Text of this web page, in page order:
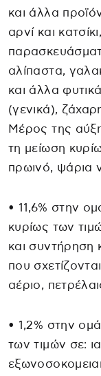
και άλλα
αρνί και
αλίπαστα,
και άλλα
(γενικά),
Μέρος της
τη μείωση
πρωινό, ψάρια
• 11,6% στην
κυρίως των
και συντήρηση
που
αέριο,
• 1,2% στην
των τιμών σε: